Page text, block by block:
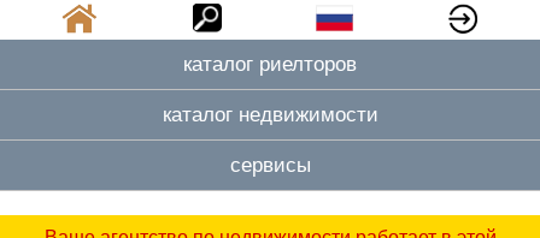
каталог риелторов
каталог недвижимости
сервисы